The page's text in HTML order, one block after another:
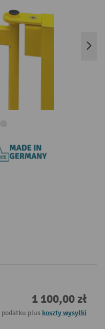
1 100,00 zł
podatku plus koszty wysyłki